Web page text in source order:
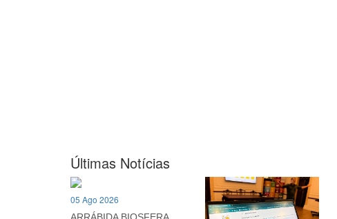
Últimas Notícias
05 Ago 2026